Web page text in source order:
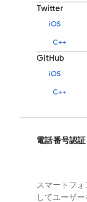
Twitter
iOS
C++
GitHub
iOS
C++
電話番号認証
スマートフ
してユーザー